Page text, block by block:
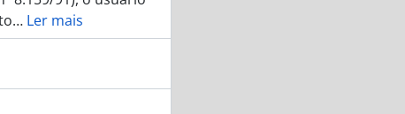
… Ler mais